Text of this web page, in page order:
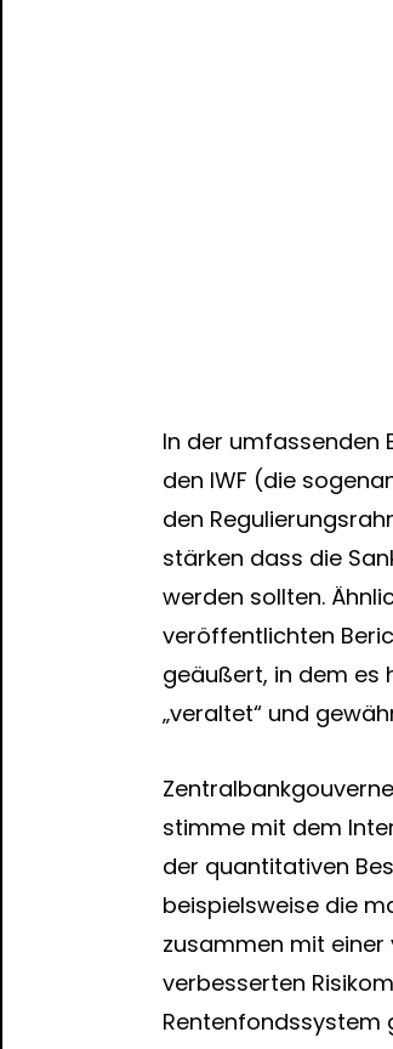
In der umfassenden
den IWF (die
den
stärken dass die
werden sollten.
veröffentlichten
geäußert, in dem es
„veraltet“ und
stimme mit dem
der quantitativen
beispielsweise die
zusammen mit
verbesserten
Rentenfondssystem